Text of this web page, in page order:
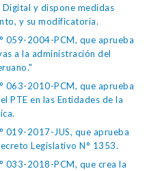
y dispone medidas
y su modificatoria.
059-2004-PCM, que aprueba
a la administración del
063-2010-PCM, que aprueba
PTE en las Entidades de la
019-2017-JUS, que aprueba
Legislativo N° 1353.
033-2018-PCM, que crea la